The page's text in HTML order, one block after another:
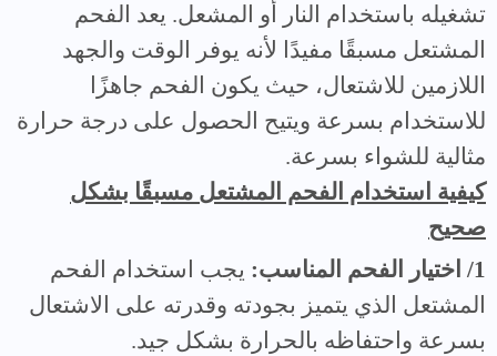
تشغيله باستخدام النار أو المشعل. يعد الفحم
المشتعل مسبقًا مفيدًا لأنه يوفر الوقت والجهد
اللازمين للاشتعال، حيث يكون الفحم جاهزًا
للاستخدام بسرعة ويتيح الحصول على درجة حرارة
مثالية للشواء بسرعة.
كيفية استخدام الفحم المشتعل مسبقًا بشكل
صحيح
1/ اختيار الفحم المناسب:
يجب استخدام الفحم
المشتعل الذي يتميز بجودته وقدرته على الاشتعال
بسرعة واحتفاظه بالحرارة بشكل جيد.